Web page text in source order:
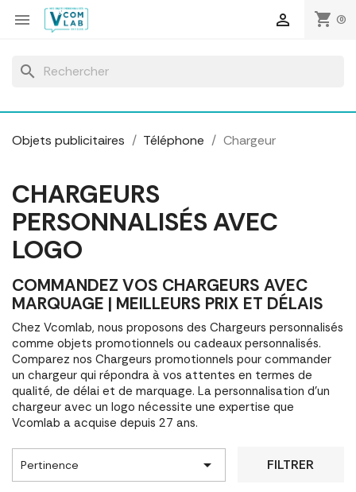
 shopping_cart (0)

search
Objets publicitaires Téléphone Chargeur
CHARGEURS
PERSONNALISÉS AVEC
LOGO
COMMANDEZ VOS CHARGEURS AVEC
MARQUAGE | MEILLEURS PRIX ET DÉLAIS
Chez Vcomlab, nous proposons des Chargeurs personnalisés
comme objets promotionnels ou cadeaux personnalisés.
Comparez nos Chargeurs promotionnels pour commander
un chargeur qui répondra à vos attentes en termes de
qualité, de délai et de marquage. La personnalisation d'un
chargeur avec un logo nécessite une expertise que
Vcomlab a acquise depuis 27 ans.
Pertinence  FILTRER
Panneau de gestion des cookies